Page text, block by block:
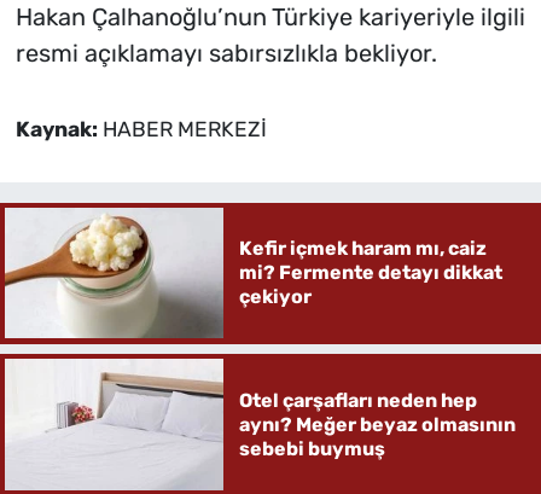
Hakan Çalhanoğlu’nun Türkiye kariyeriyle ilgili
resmi açıklamayı sabırsızlıkla bekliyor.
Kaynak: HABER MERKEZİ
Kefir içmek haram mı, caiz
mi? Fermente detayı dikkat
çekiyor
Otel çarşafları neden hep
aynı? Meğer beyaz olmasının
sebebi buymuş